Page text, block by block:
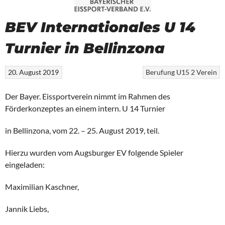
BEV Internationales U 14
Turnier in Bellinzona
Berufung U15 2Verein
20. August 2019
Der Bayer. Eissportverein nimmt im Rahmen des
Förderkonzeptes an einem intern. U 14 Turnier
in Bellinzona, vom 22. – 25. August 2019, teil.
Hierzu wurden vom Augsburger EV folgende Spieler
eingeladen:
Maximilian Kaschner,
Jannik Liebs,